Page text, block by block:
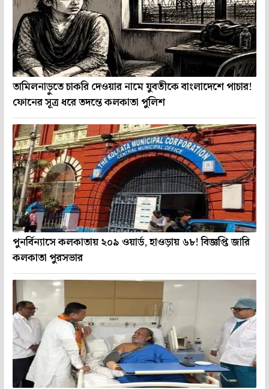
তামিলনাড়ুতে চাকরি দেওয়ার নামে যুবতীকে বাংলাদেশে পাচার!
ফোনের সূত্র ধরে তদন্তে কলকাতা পুলিশ
পুনর্বিন্যাসে কলকাতায় ২০৯ ওয়ার্ড, হাওড়ায় ৬৮! বিজ্ঞপ্তি জারি
কলকাতা পুরসভার